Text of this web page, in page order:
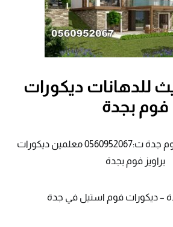
للدهانات ديكورات
فوم بجدة
رقم معلم ديكورات فوم جدة ت:0560952067 معلمين ديكورات
براويز فوم بجدة
– ديكورات فوم استيل في جدة